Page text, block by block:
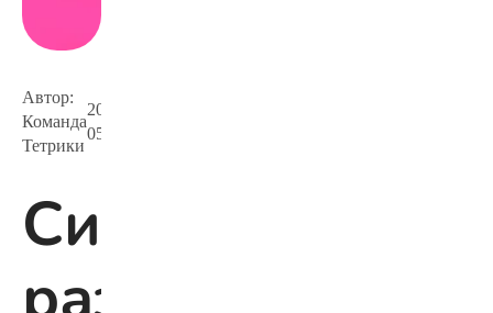
Автор:
Команда
Тетрики
2024-
05-02
разбор